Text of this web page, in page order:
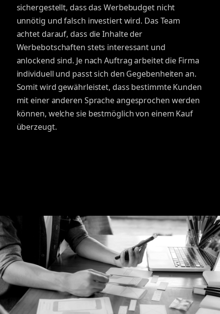
sichergestellt, dass das Werbebudget nicht
unnötig und falsch investiert wird. Das Team
achtet darauf, dass die Inhalte der
Werbebotschaften stets interessant und
anlockend sind. Je nach Auftrag arbeitet die Firma
individuell und passt sich den Gegebenheiten an.
Somit wird gewährleistet, dass bestimmte Kunden
mit einer anderen Sprache angesprochen werden
können, welche sie bestmöglich von einem Kauf
überzeugt.